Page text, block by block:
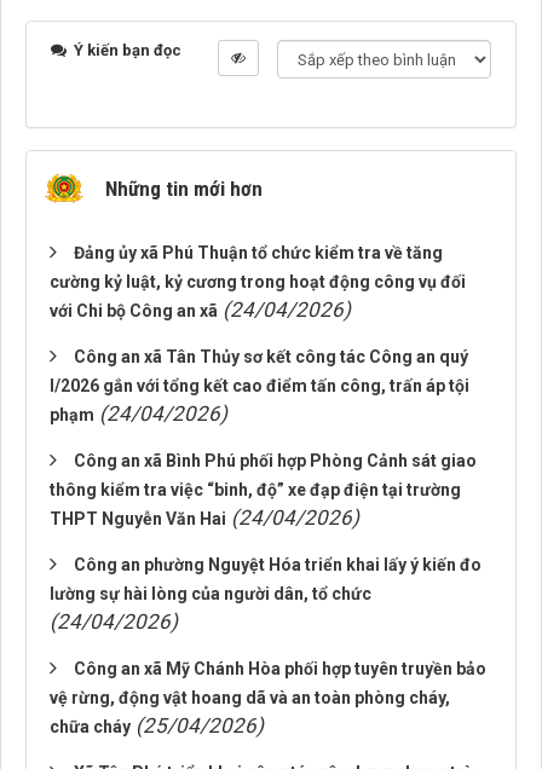
Ý kiến bạn đọc
Những tin mới hơn
Đảng ủy xã Phú Thuận tổ chức kiểm tra về tăng
cường kỷ luật, kỷ cương trong hoạt động công vụ đối
với Chi bộ Công an xã (24/04/2026)
Công an xã Tân Thủy sơ kết công tác Công an quý
I/2026 gắn với tổng kết cao điểm tấn công, trấn áp tội
phạm (24/04/2026)
Công an xã Bình Phú phối hợp Phòng Cảnh sát giao
thông kiểm tra việc “binh, độ” xe đạp điện tại trường
THPT Nguyễn Văn Hai (24/04/2026)
Công an phường Nguyệt Hóa triển khai lấy ý kiến đo
lường sự hài lòng của người dân, tổ chức
(24/04/2026)
Công an xã Mỹ Chánh Hòa phối hợp tuyên truyền bảo
vệ rừng, động vật hoang dã và an toàn phòng cháy,
chữa cháy (25/04/2026)